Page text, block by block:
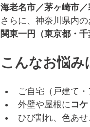
海老名市／茅ヶ崎市
さらに、神奈川県内
関東一円（東京都・
こんなお悩み
ご自宅（戸建て
外壁や屋根にコ
ひび割れ、色あ